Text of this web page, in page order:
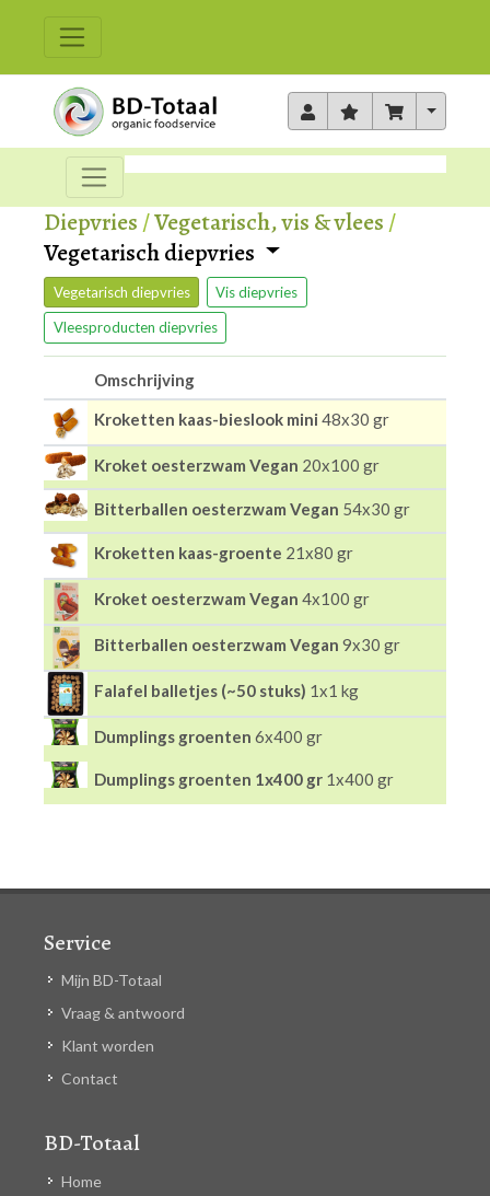
Toggle
Diepvries /Vegetarisch, vis & vlees /
Vegetarisch diepvries
Vegetarisch diepvries Vis diepvries
Vleesproducten diepvries
Omschrijving
Kroketten kaas-bieslook mini 48x30 gr
Kroket oesterzwam Vegan 20x100 gr
Bitterballen oesterzwam Vegan 54x30 gr
Kroketten kaas-groente 21x80 gr
Kroket oesterzwam Vegan 4x100 gr
Bitterballen oesterzwam Vegan 9x30 gr
Falafel balletjes (~50 stuks) 1x1 kg
Dumplings groenten 6x400 gr
Dumplings groenten 1x400 gr 1x400 gr
Service
Mijn BD-Totaal
Vraag & antwoord
Klant worden
Contact
BD-Totaal
Home